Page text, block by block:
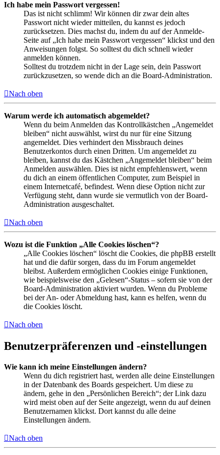
Ich habe mein Passwort vergessen!
Das ist nicht schlimm! Wir können dir zwar dein altes
Passwort nicht wieder mitteilen, du kannst es jedoch
zurücksetzen. Dies machst du, indem du auf der Anmelde-
Seite auf „Ich habe mein Passwort vergessen“ klickst und den
Anweisungen folgst. So solltest du dich schnell wieder
anmelden können.
Solltest du trotzdem nicht in der Lage sein, dein Passwort
zurückzusetzen, so wende dich an die Board-Administration.
Nach oben
Warum werde ich automatisch abgemeldet?
Wenn du beim Anmelden das Kontrollkästchen „Angemeldet
bleiben“ nicht auswählst, wirst du nur für eine Sitzung
angemeldet. Dies verhindert den Missbrauch deines
Benutzerkontos durch einen Dritten. Um angemeldet zu
bleiben, kannst du das Kästchen „Angemeldet bleiben“ beim
Anmelden auswählen. Dies ist nicht empfehlenswert, wenn
du dich an einem öffentlichen Computer, zum Beispiel in
einem Internetcafé, befindest. Wenn diese Option nicht zur
Verfügung steht, dann wurde sie vermutlich von der Board-
Administration ausgeschaltet.
Nach oben
Wozu ist die Funktion „Alle Cookies löschen“?
„Alle Cookies löschen“ löscht die Cookies, die phpBB erstellt
hat und die dafür sorgen, dass du im Forum angemeldet
bleibst. Außerdem ermöglichen Cookies einige Funktionen,
wie beispielsweise den „Gelesen“-Status – sofern sie von der
Board-Administration aktiviert wurden. Wenn du Probleme
bei der An- oder Abmeldung hast, kann es helfen, wenn du
die Cookies löscht.
Nach oben
Benutzerpräferenzen und -einstellungen
Wie kann ich meine Einstellungen ändern?
Wenn du dich registriert hast, werden alle deine Einstellungen
in der Datenbank des Boards gespeichert. Um diese zu
ändern, gehe in den „Persönlichen Bereich“; der Link dazu
wird meist oben auf der Seite angezeigt, wenn du auf deinen
Benutzernamen klickst. Dort kannst du alle deine
Einstellungen ändern.
Nach oben